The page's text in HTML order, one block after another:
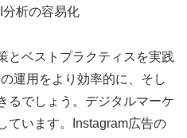
析の容易化
とベストプラクティスを実践
運用をより効率的に、そし
るでしょう。デジタルマーケ
ています。Instagram広告の